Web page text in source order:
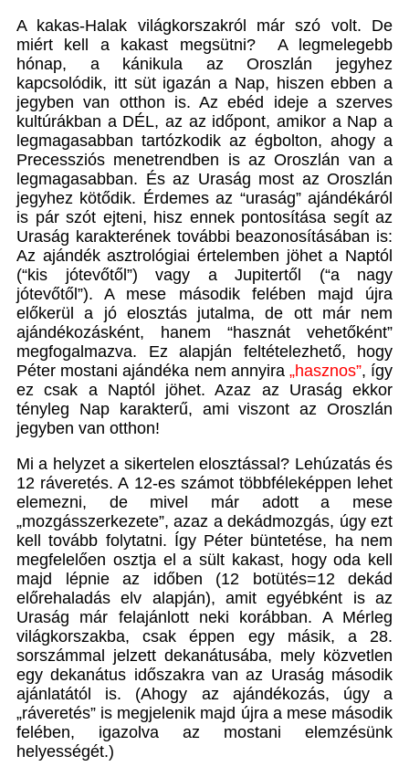
A kakas-Halak világkorszakról már szó volt. De
miért kell a kakast megsütni? A legmelegebb
hónap, a kánikula az Oroszlán jegyhez
kapcsolódik, itt süt igazán a Nap, hiszen ebben a
jegyben van otthon is. Az ebéd ideje a szerves
kultúrákban a DÉL, az az időpont, amikor a Nap a
legmagasabban tartózkodik az égbolton, ahogy a
Precessziós menetrendben is az Oroszlán van a
legmagasabban. És az Uraság most az Oroszlán
jegyhez kötődik. Érdemes az “uraság” ajándékáról
is pár szót ejteni, hisz ennek pontosítása segít az
Uraság karakterének további beazonosításában is:
Az ajándék asztrológiai értelemben jöhet a Naptól
(“kis jótevőtől”) vagy a Jupitertől (“a nagy
jótevőtől”). A mese második felében majd újra
előkerül a jó elosztás jutalma, de ott már nem
ajándékozásként, hanem “hasznát vehetőként”
megfogalmazva. Ez alapján feltételezhető, hogy
Péter mostani ajándéka nem annyira „hasznos”, így
ez csak a Naptól jöhet. Azaz az Uraság ekkor
tényleg Nap karakterű, ami viszont az Oroszlán
jegyben van otthon!
Mi a helyzet a sikertelen elosztással? Lehúzatás és
12 ráveretés. A 12-es számot többféleképpen lehet
elemezni, de mivel már adott a mese
„mozgásszerkezete”, azaz a dekádmozgás, úgy ezt
kell tovább folytatni. Így Péter büntetése, ha nem
megfelelően osztja el a sült kakast, hogy oda kell
majd lépnie az időben (12 botütés=12 dekád
előrehaladás elv alapján), amit egyébként is az
Uraság már felajánlott neki korábban. A Mérleg
világkorszakba, csak éppen egy másik, a 28.
sorszámmal jelzett dekanátusába, mely közvetlen
egy dekanátus időszakra van az Uraság második
ajánlatától is. (Ahogy az ajándékozás, úgy a
„ráveretés” is megjelenik majd újra a mese második
felében, igazolva az mostani elemzésünk
helyességét.)